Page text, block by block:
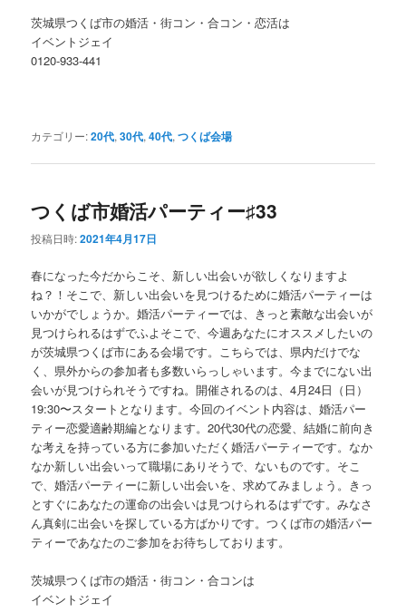
茨城県つくば市の婚活・街コン・合コン・恋活は
イベントジェイ
0120-933-441
カテゴリー:20代,30代,40代,つくば会場
つくば市婚活パーティー♯33
投稿日時:2021年4月17日
春になった今だからこそ、新しい出会いが欲しくなりますよ
ね？！そこで、新しい出会いを見つけるために婚活パーティーは
いかがでしょうか。婚活パーティーでは、きっと素敵な出会いが
見つけられるはずでふよそこで、今週あなたにオススメしたいの
が茨城県つくば市にある会場です。こちらでは、県内だけでな
く、県外からの参加者も多数いらっしゃいます。今までにない出
会いが見つけられそうですね。開催されるのは、4月24日（日）
19:30〜スタートとなります。今回のイベント内容は、婚活パー
ティー恋愛適齢期編となります。20代30代の恋愛、結婚に前向き
な考えを持っている方に参加いただく婚活パーティーです。なか
なか新しい出会いって職場にありそうで、ないものです。そこ
で、婚活パーティーに新しい出会いを、求めてみましょう。きっ
とすぐにあなたの運命の出会いは見つけられるはずです。みなさ
ん真剣に出会いを探している方ばかりです。つくば市の婚活パー
ティーであなたのご参加をお待ちしております。
茨城県つくば市の婚活・街コン・合コンは
イベントジェイ